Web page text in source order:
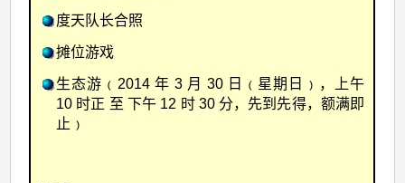
度天队长合照
摊位游戏
生态游﹙2014 年 3 月 30 日﹙星期日﹚，上午
10 时正 至 下午 12 时 30 分，先到先得，额满即
止﹚